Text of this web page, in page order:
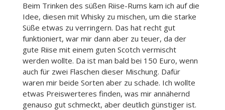
Beim Trinken des süßen Riise-Rums kam ich auf die
Idee, diesen mit Whisky zu mischen, um die starke
Süße etwas zu verringern. Das hat recht gut
funktioniert, war mir dann aber zu teuer, da der
gute Riise mit einem guten Scotch vermischt
werden wollte. Da ist man bald bei 150 Euro, wenn
auch für zwei Flaschen dieser Mischung. Dafür
waren mir beide Sorten aber zu schade. Ich wollte
etwas Preiswerteres finden, was mir annähernd
genauso gut schmeckt, aber deutlich günstiger ist.